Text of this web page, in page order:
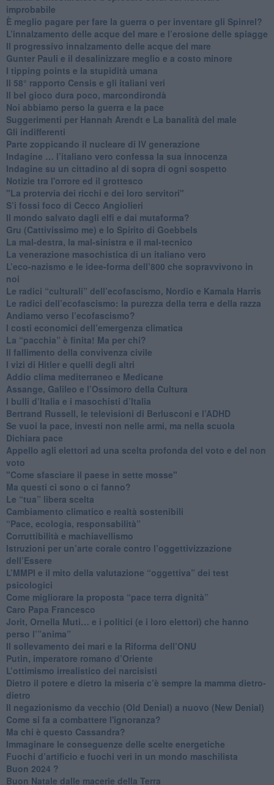
improbabile
È meglio pagare per fare la guerra o per inventare gli Spinrel?
​L’innalzamento delle acque del mare e l’erosione delle spiagge
​Il progressivo innalzamento delle acque del mare
​Gunter Pauli e il desalinizzare meglio e a costo minore
I tipping points e la stupidità umana
​Il 58° rapporto Censis e gli italiani veri
​Il bel gioco dura poco, marcondirondà
Noi abbiamo perso la guerra e la pace
Suggerimenti per Hannah Arendt e La banalità del male
​Gli indifferenti
Parte zoppicando il nucleare di IV generazione
​Indagine … l’italiano vero confessa la sua innocenza
Indagine su un cittadino al di sopra di ogni sospetto
Notizie tra l'orrore ed il grottesco
"La protervia dei ricchi e dei loro servitori"
S’i fossi foco di Cecco Angiolieri
​Il mondo salvato dagli elfi e dai mutaforma?
Gru (Cattivissimo me) e lo Spirito di Goebbels
​La mal-destra, la mal-sinistra e il mal-tecnico
​La venerazione masochistica di un italiano vero
​L’eco-nazismo e le idee-forma dell’800 che sopravvivono in
noi
​Le radici “culturali” dell’ecofascismo, Nordio e Kamala Harris
Le radici dell’ecofascismo: la purezza della terra e della razza
Andiamo verso l’ecofascismo?
I costi economici dell’emergenza climatica
​La “pacchia” è finita! Ma per chi?
​Il fallimento della convivenza civile
​I vizi di Hitler e quelli degli altri
Addio clima mediterraneo e Medicane
​Assange, Galileo e l’Ossimoro della Cultura
​I bulli d’Italia e i masochisti d’Italia
​Bertrand Russell, le televisioni di Berlusconi e l’ADHD
​Se vuoi la pace, investi non nelle armi, ma nella scuola
​Dichiara pace
​Appello agli elettori ad una scelta profonda del voto e del non
voto
"Come sfasciare il paese in sette mosse"
​Ma questi ci sono o ci fanno?
​Le “tua” libera scelta
Cambiamento climatico e realtà sostenibili
“Pace, ecologia, responsabilità”
​Corruttibilità e machiavellismo
Istruzioni per un’arte corale contro l’oggettivizzazione
dell’Essere
​L’MMPI e il mito della valutazione “oggettiva” dei test
psicologici
Come migliorare la proposta “pace terra dignità”
Caro Papa Francesco
​Jorit, Ornella Muti… e i politici (e i loro elettori) che hanno
perso l’”anima”
​Il sollevamento dei mari e la Riforma dell’ONU
Putin, imperatore romano d’Oriente
​L’ottimismo irrealistico dei narcisisti
​Dietro il potere e dietro la miseria c’è sempre la mamma dietro-
dietro
Il negazionismo da vecchio (Old Denial) a nuovo (New Denial)
Come si fa a combattere l'ignoranza?
Ma chi è questo Cassandra?
Immaginare le conseguenze delle scelte energetiche
​Fuochi d’artificio e fuochi veri in un mondo maschilista
Buon 2024 ?
​Buon Natale dalle macerie della Terra